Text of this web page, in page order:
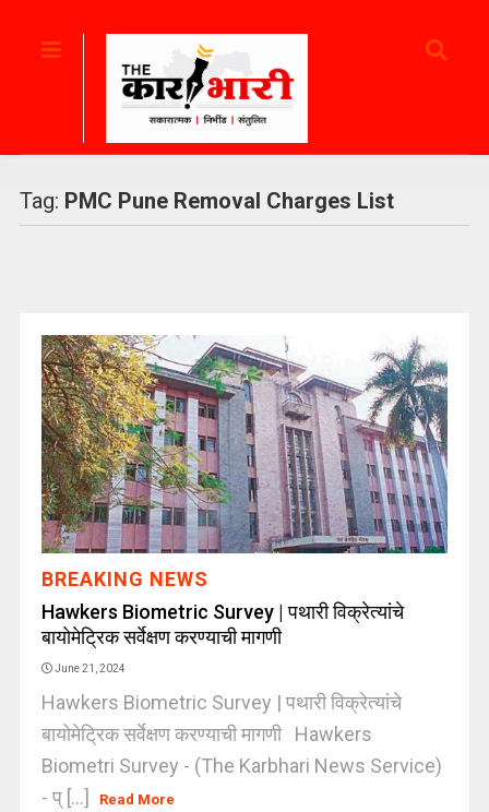
Tag: PMC Pune Removal Charges List
BREAKING NEWS
Hawkers Biometric Survey | पथारी विक्रेत्यांचे
बायोमेट्रिक सर्वेक्षण करण्याची मागणी
June 21, 2024
Hawkers Biometric Survey | पथारी विक्रेत्यांचे
बायोमेट्रिक सर्वेक्षण करण्याची मागणी Hawkers
Biometri Survey - (The Karbhari News Service)
- प् [...]
Read More